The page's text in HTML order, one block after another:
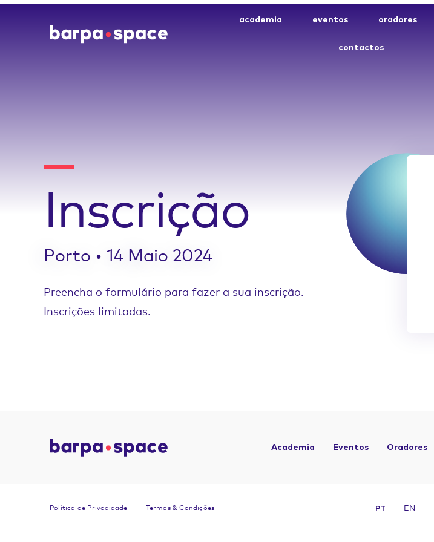
academia eventos oradores
contactos
Inscrição
Porto • 14 Maio 2024
Preencha o formulário para fazer a sua inscrição.
Inscrições limitadas.
Academia Eventos Oradores
Política de Privacidade Termos & Condições PT EN